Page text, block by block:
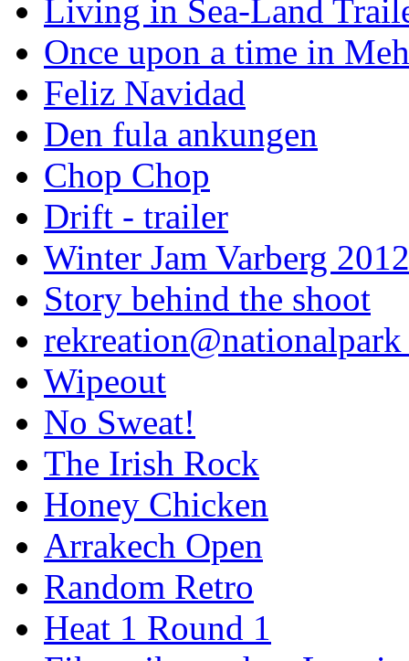
Living in Sea-Land
Once upon a time in
Feliz Navidad
Den fula ankungen
Chop Chop
Drift - trailer
Winter Jam Varberg 2012
Story behind the shoot
rekreation@nationalpark
Wipeout
No Sweat!
The Irish Rock
Honey Chicken
Arrakech Open
Random Retro
Heat 1 Round 1